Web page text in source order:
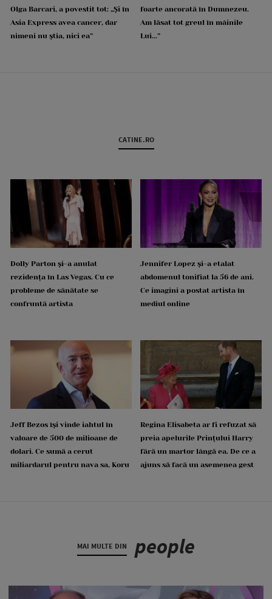
Olga Barcari, a povestit tot: „Și în
Asia Express avea cancer, dar
nimeni nu știa, nici ea”
foarte ancorată în Dumnezeu.
Am lăsat tot greul în mâinile
Lui...”
CATINE.RO
Dolly Parton și-a anulat
rezidența în Las Vegas. Cu ce
probleme de sănătate se
confruntă artista
Jennifer Lopez și-a etalat
abdomenul tonifiat la 56 de ani.
Ce imagini a postat artista în
mediul online
Jeff Bezos își vinde iahtul în
valoare de 500 de milioane de
dolari. Ce sumă a cerut
miliardarul pentru nava sa, Koru
Regina Elisabeta ar fi refuzat să
preia apelurile Prințului Harry
fără un martor lângă ea. De ce a
ajuns să facă un asemenea gest
MAI MULTE DIN people